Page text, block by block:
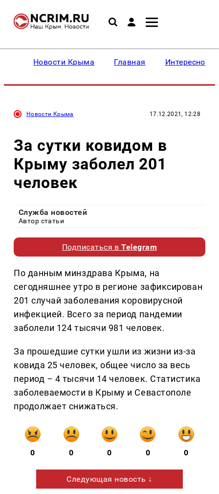
Новости Крыма Главная Интересное
Новости Крыма 17.12.2021, 12:28
За сутки ковидом в
Крыму заболел 201
человек
Служба новостей
Автор статьи
Подписаться вTelegram
По данным минздрава Крыма, на
сегодняшнее утро в регионе зафиксирован
201 случай заболевания коровирусной
инфекцией. Всего за период пандемии
заболели 124 тысячи 981 человек.
За прошедшие сутки ушли из жизни из-за
ковида 25 человек, общее число за весь
период – 4 тысячи 14 человек. Статистика
заболеваемости в Крыму и Севастополе
продолжает снижаться.
0 0 0 0 0
Следующая новость ↓